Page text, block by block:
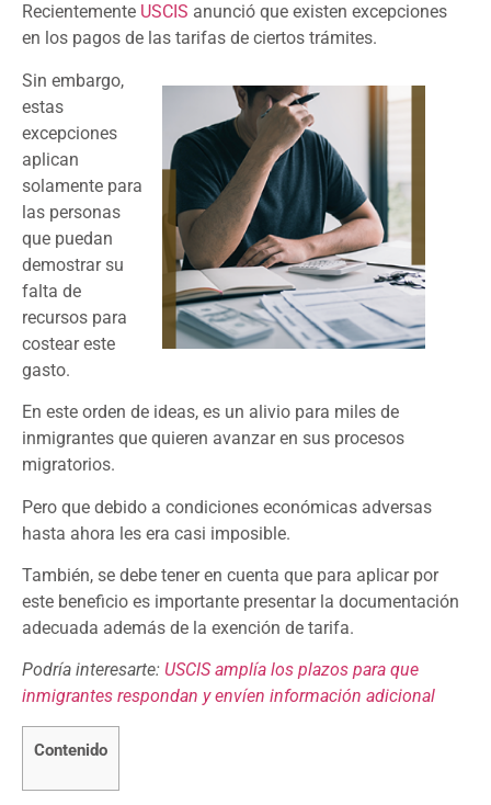
Recientemente USCIS anunció que existen excepciones
en los pagos de las tarifas de ciertos trámites.
Sin embargo,
estas
excepciones
aplican
solamente para
las personas
que puedan
demostrar su
falta de
recursos para
costear este
gasto.
En este orden de ideas, es un alivio para miles de
inmigrantes que quieren avanzar en sus procesos
migratorios.
Pero que debido a condiciones económicas adversas
hasta ahora les era casi imposible.
También, se debe tener en cuenta que para aplicar por
este beneficio es importante presentar la documentación
adecuada además de la exención de tarifa.
Podría interesarte: USCIS amplía los plazos para que
inmigrantes respondan y envíen información adicional
Contenido